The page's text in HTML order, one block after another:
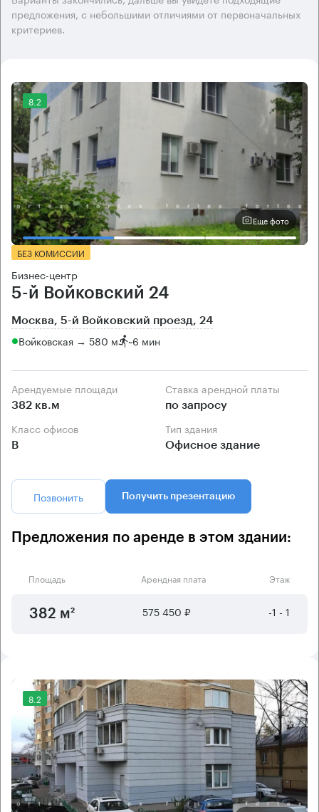
предложения, с небольшими отличиями от первоначальных
критериев.
8.2
Еще фото
БЕЗ КОМИССИИ
Бизнес-центр
5-й Войковский 24
Москва, 5-й Войковский проезд, 24
Войковская → 580 м ~6 мин
Арендуемые площади
382 кв.м
Ставка арендной платы
по запросу
Класс офисов
B
Тип здания
Офисное здание
Позвонить Получить презентацию
Предложения по аренде в этом здании:
Площадь Арендная плата Этаж
382 м² 575 450 ₽ -1 - 1
8.2